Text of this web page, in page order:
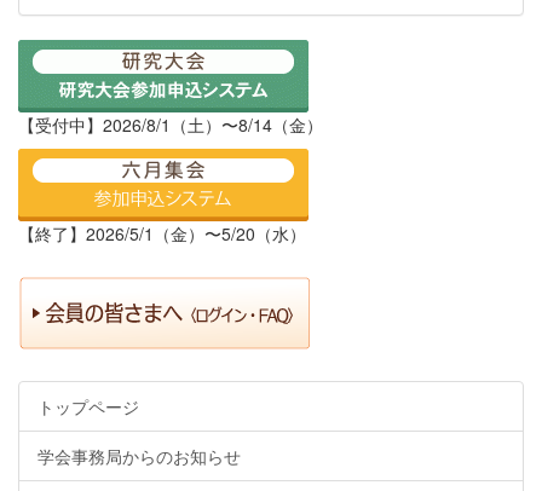
【受付中】2026/8/1（土）〜8/14（金）
【終了】2026/5/1（金）〜5/20（水）
トップページ
学会事務局からのお知らせ